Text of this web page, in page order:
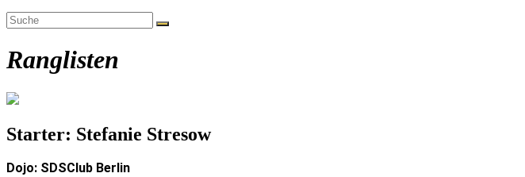
Ranglisten
Starter: Stefanie Stresow
Dojo: SDSClub Berlin